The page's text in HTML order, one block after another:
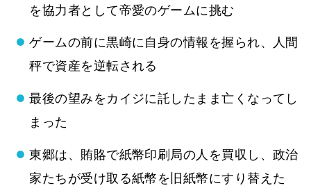
を協力者として帝愛のゲームに挑む
ゲームの前に黒崎に自身の情報を握られ、人間
秤で資産を逆転される
最後の望みをカイジに託したまま亡くなってし
まった
東郷は、賄賂で紙幣印刷局の人を買収し、政治
家たちが受け取る紙幣を旧紙幣にすり替えた